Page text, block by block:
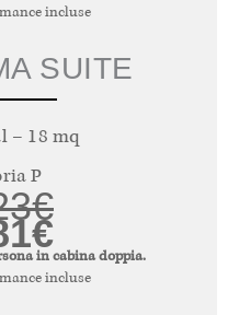
incluse
SUITE
– 18 mq
P
in cabina doppia.
incluse